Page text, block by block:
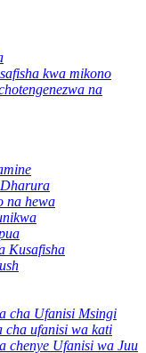
kwa mikono
na
na hewa
Kusafisha
cha Ufanisi Msingi
cha ufanisi wa kati
chenye Ufanisi wa Juu